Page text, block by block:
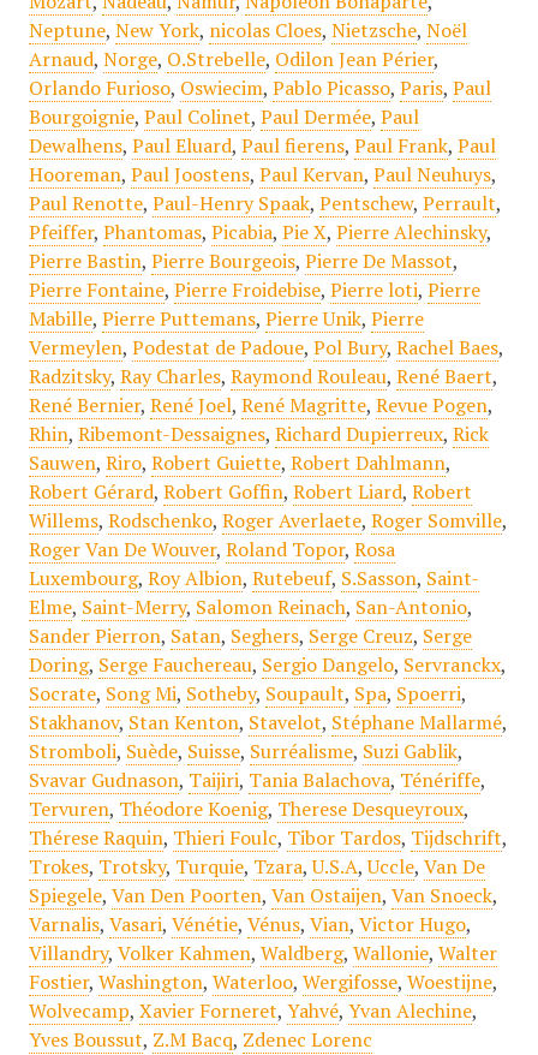
Neptune, New York, nicolas Cloes, Nietzsche, Noël
Arnaud, Norge, O.Strebelle, Odilon Jean Périer,
Orlando Furioso, Oswiecim, Pablo Picasso, Paris, Paul
Bourgoignie, Paul Colinet, Paul Dermée, Paul
Dewalhens, Paul Eluard, Paul fierens, Paul Frank, Paul
Hooreman, Paul Joostens, Paul Kervan, Paul Neuhuys,
Paul Renotte, Paul-Henry Spaak, Pentschew, Perrault,
Pfeiffer, Phantomas, Picabia, Pie X, Pierre Alechinsky,
Pierre Bastin, Pierre Bourgeois, Pierre De Massot,
Pierre Fontaine, Pierre Froidebise, Pierre loti, Pierre
Mabille, Pierre Puttemans, Pierre Unik, Pierre
Vermeylen, Podestat de Padoue, Pol Bury, Rachel Baes,
Radzitsky, Ray Charles, Raymond Rouleau, René Baert,
René Bernier, René Joel, René Magritte, Revue Pogen,
Rhin, Ribemont-Dessaignes, Richard Dupierreux, Rick
Sauwen, Riro, Robert Guiette, Robert Dahlmann,
Robert Gérard, Robert Goffin, Robert Liard, Robert
Willems, Rodschenko, Roger Averlaete, Roger Somville,
Roger Van De Wouver, Roland Topor, Rosa
Luxembourg, Roy Albion, Rutebeuf, S.Sasson, Saint-
Elme, Saint-Merry, Salomon Reinach, San-Antonio,
Sander Pierron, Satan, Seghers, Serge Creuz, Serge
Doring, Serge Fauchereau, Sergio Dangelo, Servranckx,
Socrate, Song Mi, Sotheby, Soupault, Spa, Spoerri,
Stakhanov, Stan Kenton, Stavelot, Stéphane Mallarmé,
Stromboli, Suède, Suisse, Surréalisme, Suzi Gablik,
Svavar Gudnason, Taijiri, Tania Balachova, Ténériffe,
Tervuren, Théodore Koenig, Therese Desqueyroux,
Thérese Raquin, Thieri Foulc, Tibor Tardos, Tijdschrift,
Trokes, Trotsky, Turquie, Tzara,U.S.A,Uccle, Van De
Spiegele, Van Den Poorten, Van Ostaijen, Van Snoeck,
Varnalis, Vasari, Vénétie, Vénus, Vian, Victor Hugo,
Villandry, Volker Kahmen, Waldberg, Wallonie, Walter
Fostier, Washington, Waterloo, Wergifosse, Woestijne,
Wolvecamp, Xavier Forneret, Yahvé, Yvan Alechine,
Yves Boussut, Z.M Bacq, Zdenec Lorenc